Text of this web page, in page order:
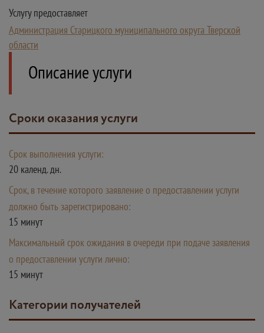
Услугу предоставляет
Администрация Старицкого муниципального округа Тверской
области
Описание услуги
Сроки оказания услуги
Срок выполнения услуги:
20 календ. дн.
Срок, в течение которого заявление о предоставлении услуги
должно быть зарегистрировано:
15 минут
Максимальный срок ожидания в очереди при подаче заявления
о предоставлении услуги лично:
15 минут
Категории получателей